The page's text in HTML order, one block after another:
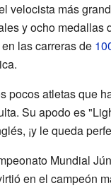
velocista más
y ocho medallas
las carreras de
pocos atletas que
Su apodo es
¡y le queda
Mundial
en el campeón